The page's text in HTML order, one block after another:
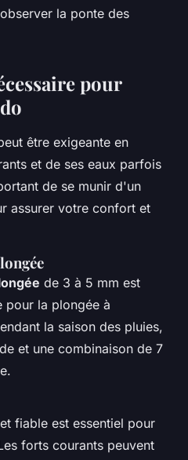
la ponte des
pour
être exigeante en
et de ses eaux parfois
de se munir d'un
assurer votre confort et
de 3 à 5 mm est
pour la plongée à
la saison des pluies,
et une combinaison de 7
fiable est essentiel pour
forts courants peuvent